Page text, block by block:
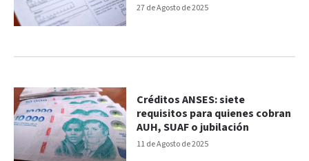
27 de Agosto de 2025
11 de Agosto de 2025
Créditos ANSES: siete
requisitos para quienes cobran
AUH, SUAF o jubilación